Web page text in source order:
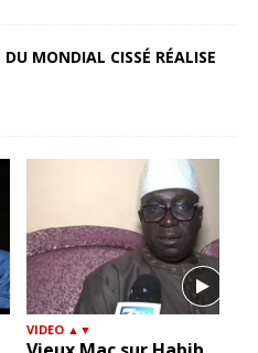
MONDIAL CISSÉ RÉALISE
VIDEO ▲▼